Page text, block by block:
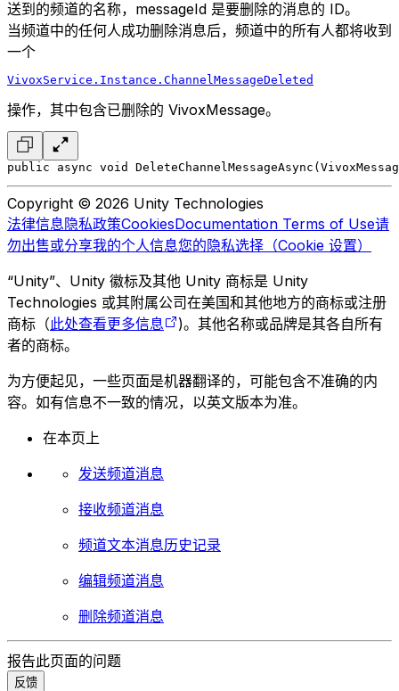
送到的频道的名称，messageId 是要删除的消息的 ID。
当频道中的任何人成功删除消息后，频道中的所有人都将收到
一个
VivoxService.Instance.ChannelMessageDeleted
操作，其中包含已删除的 VivoxMessage。
public async void
Copyright © 2026 Unity Technologies
法律信息隐私政策CookiesDocumentation Terms of Use请
勿出售或分享我的个人信息您的隐私选择（Cookie 设置）
“Unity”、Unity 徽标及其他 Unity 商标是 Unity
Technologies 或其附属公司在美国和其他地方的商标或注册
商标（此处查看更多信息
)。其他名称或品牌是其各自所有
者的商标。
为方便起见，一些页面是机器翻译的，可能包含不准确的内
容。如有信息不一致的情况，以英文版本为准。
在本页上
发送频道消息
接收频道消息
频道文本消息历史记录
编辑频道消息
删除频道消息
报告此页面的问题
反馈